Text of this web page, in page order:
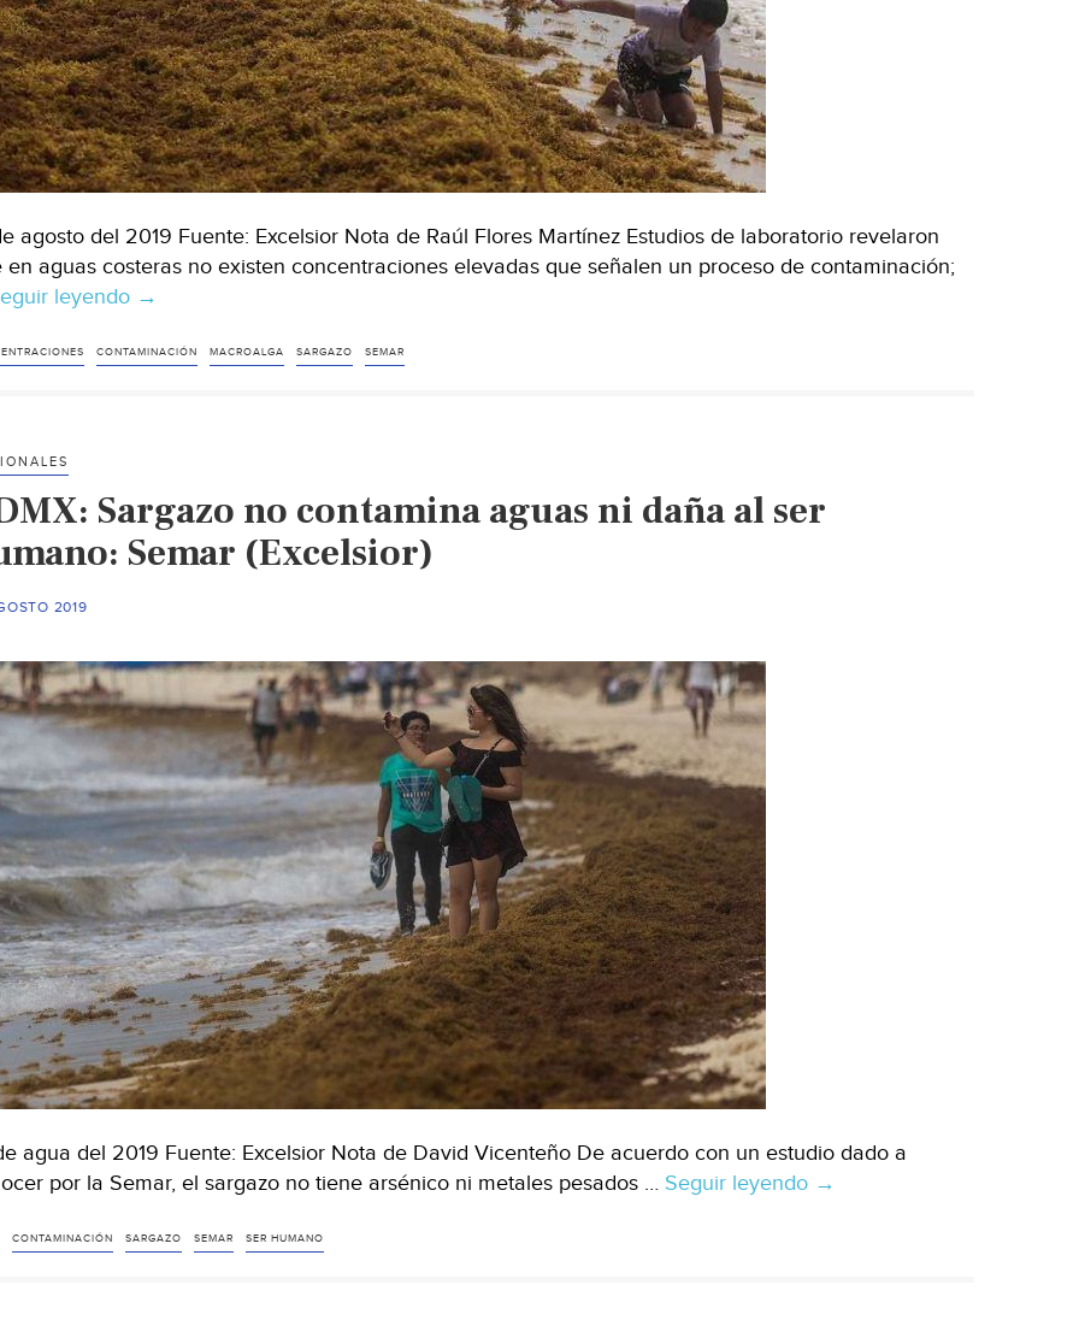
agosto del 2019 Fuente: Excelsior Nota de Raúl Flores Martínez Estudios de laboratorio revelaron
en aguas costeras no existen concentraciones elevadas que señalen un proceso de contaminación;
leyendo Quintana
Sargazo
(Excelsior
→
CONTAMINACIÓN MACROALGA SARGAZO SEMAR
Sargazo no contamina aguas ni daña al ser
Semar (Excelsior)
2019
agua del 2019 Fuente: Excelsior Nota de David Vicenteño De acuerdo con un estudio dado a
por la Semar, el sargazo no tiene arsénico ni metales pesados … Seguir leyendo CDMX:
→
CONTAMINACIÓN SARGAZO SEMAR SER HUMANO